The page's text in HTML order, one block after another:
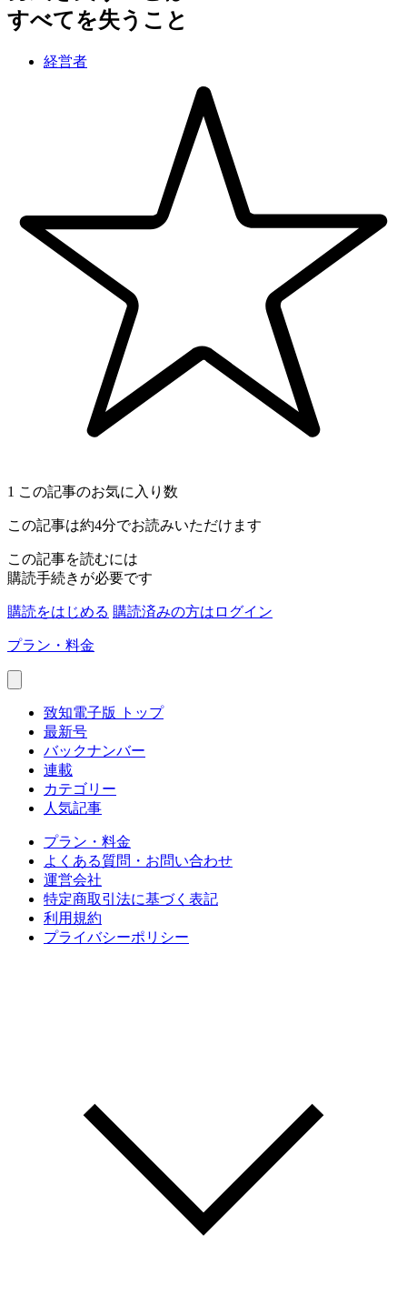
すべてを失うこと
経営者
1 この記事のお気に入り数
この記事は約4分でお読みいただけます
この記事を読むには
購読手続きが必要です
購読をはじめる 購読済みの方はログイン
プラン・料金
致知電子版 トップ
最新号
バックナンバー
連載
カテゴリー
人気記事
プラン・料金
よくある質問・お問い合わせ
運営会社
特定商取引法に基づく表記
利用規約
プライバシーポリシー